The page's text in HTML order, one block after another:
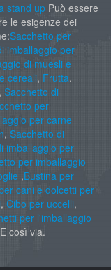
stand up Può essere
le esigenze dei
Sacchetto per
imballaggio per
di muesli e
cereali, Frutta,
, Sacchetto di
per
per carne
, Sacchetto di
imballaggio per
per imballaggio
,Bustina per
cani e dolcetti per
, Cibo per uccelli,
per l'imballaggio
E così via.